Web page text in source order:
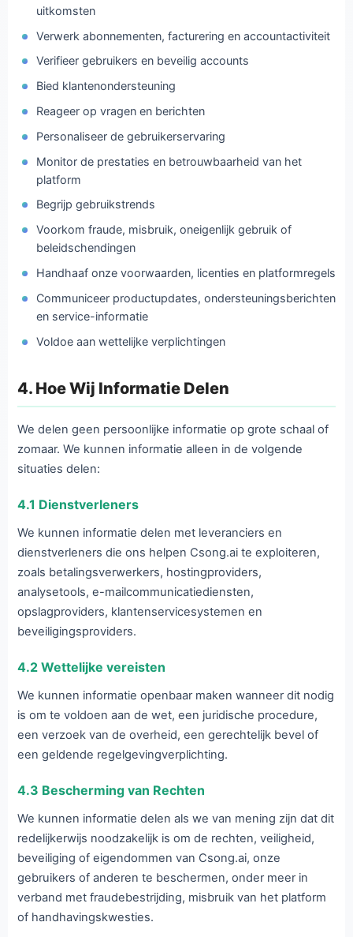
uitkomsten
Verwerk abonnementen, facturering en accountactiviteit
Verifieer gebruikers en beveilig accounts
Bied klantenondersteuning
Reageer op vragen en berichten
Personaliseer de gebruikerservaring
Monitor de prestaties en betrouwbaarheid van het
platform
Begrijp gebruikstrends
Voorkom fraude, misbruik, oneigenlijk gebruik of
beleidschendingen
Handhaaf onze voorwaarden, licenties en platformregels
Communiceer productupdates, ondersteuningsberichten
en service-informatie
Voldoe aan wettelijke verplichtingen
4. Hoe Wij Informatie Delen
We delen geen persoonlijke informatie op grote schaal of
zomaar. We kunnen informatie alleen in de volgende
situaties delen:
4.1 Dienstverleners
We kunnen informatie delen met leveranciers en
dienstverleners die ons helpen Csong.ai te exploiteren,
zoals betalingsverwerkers, hostingproviders,
analysetools, e-mailcommunicatiediensten,
opslagproviders, klantenservicesystemen en
beveiligingsproviders.
4.2 Wettelijke vereisten
We kunnen informatie openbaar maken wanneer dit nodig
is om te voldoen aan de wet, een juridische procedure,
een verzoek van de overheid, een gerechtelijk bevel of
een geldende regelgevingverplichting.
4.3 Bescherming van Rechten
We kunnen informatie delen als we van mening zijn dat dit
redelijkerwijs noodzakelijk is om de rechten, veiligheid,
beveiliging of eigendommen van Csong.ai, onze
gebruikers of anderen te beschermen, onder meer in
verband met fraudebestrijding, misbruik van het platform
of handhavingskwesties.